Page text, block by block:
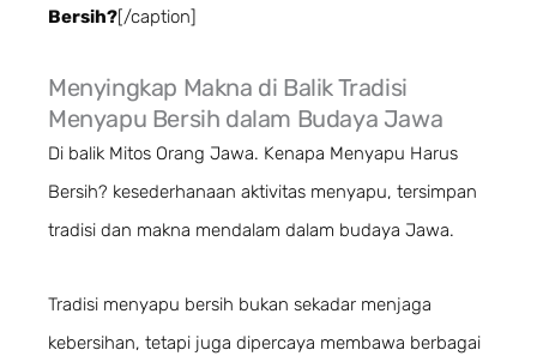
Bersih?[/caption]
Menyingkap Makna di Balik Tradisi
Menyapu Bersih dalam Budaya Jawa
Di balik Mitos Orang Jawa. Kenapa Menyapu Harus
Bersih? kesederhanaan aktivitas menyapu, tersimpan
tradisi dan makna mendalam dalam budaya Jawa.
Tradisi menyapu bersih bukan sekadar menjaga
kebersihan, tetapi juga dipercaya membawa berbagai